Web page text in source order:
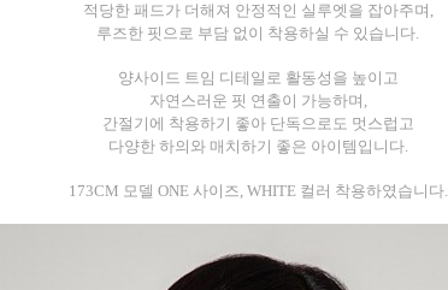
적당한 패드가 더해져 안정적인 실루엣을 잡아주며,
루즈한 핏으로 부담 없이 착용하실 수 있습니다.
양사이드 트임 디테일로 활동성을 높이고
자연스러운 핏 연출이 가능하며,
간절기에 착용하기 좋아 단독으로도 멋스럽고
다양한 하의와 매치하기 좋은 아이템입니다.
173CM 모델 ONE 사이즈, WHITE 컬러 착용하였습니다.